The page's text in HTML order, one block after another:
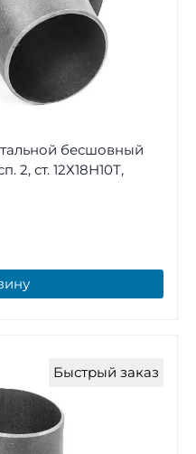
бесшовный
2, ст. 12Х18Н10Т,
Быстрый заказ